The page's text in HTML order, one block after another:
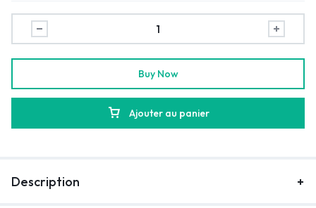
Ajouter au panier
Buy Now
Description